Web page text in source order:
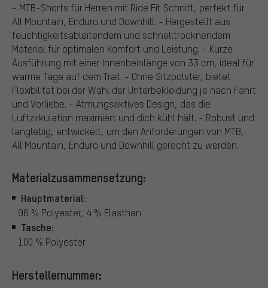
- MTB-Shorts für Herren mit Ride Fit Schnitt, perfekt für
All Mountain, Enduro und Downhill. - Hergestellt aus
feuchtigkeitsableitendem und schnelltrocknendem
Material für optimalen Komfort und Leistung. - Kurze
Ausführung mit einer Innenbeinlänge von 33 cm, ideal für
warme Tage auf dem Trail. - Ohne Sitzpolster, bietet
Flexibilität bei der Wahl der Unterbekleidung je nach Fahrt
und Vorliebe. - Atmungsaktives Design, das die
Luftzirkulation maximiert und dich kühl hält. - Robust und
langlebig, entwickelt, um den Anforderungen von MTB,
All Mountain, Enduro und Downhill gerecht zu werden.
Materialzusammensetzung:
Hauptmaterial:
96 % Polyester, 4 % Elasthan
Tasche:
100 % Polyester
Herstellernummer: